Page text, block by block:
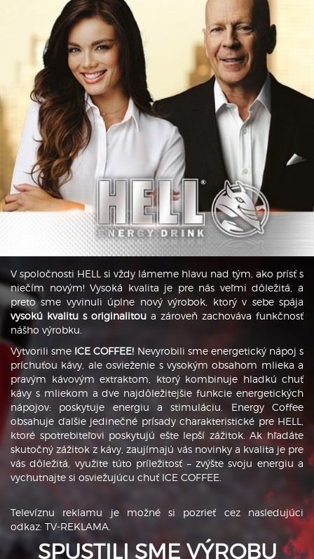
V spoločnosti HELL si vždy lámeme hlavu nad tým, ako prísť s
niečím novým! Vysoká kvalita je pre nás veľmi dôležitá, a
preto sme vyvinuli úplne nový výrobok, ktorý v sebe spája
vysokú kvalitu s originalitou a zároveň zachováva funkčnosť
nášho výrobku.
Vytvorili sme ICE COFFEE! Nevyrobili sme energetický nápoj s
príchuťou kávy, ale osvieženie s vysokým obsahom mlieka a
pravým kávovým extraktom, ktorý kombinuje hladkú chuť
kávy s mliekom a dve najdôležitejšie funkcie energetických
nápojov: poskytuje energiu a stimuláciu. Energy Coffee
obsahuje ďalšie jedinečné prísady charakteristické pre HELL,
ktoré spotrebiteľovi poskytujú ešte lepší zážitok. Ak hľadáte
skutočný zážitok z kávy, zaujímajú vás novinky a kvalita je pre
vás dôležitá, využite túto príležitosť – zvýšte svoju energiu a
vychutnajte si osviežujúcu chuť ICE COFFEE.
Televíznu reklamu je možné si pozrieť cez nasledujúci
odkaz: TV-REKLAMA
SPUSTILI SME VÝROBU